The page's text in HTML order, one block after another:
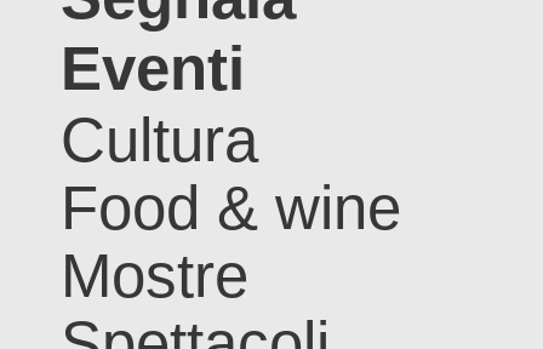
Eventi
Cultura
Food & wine
Mostre